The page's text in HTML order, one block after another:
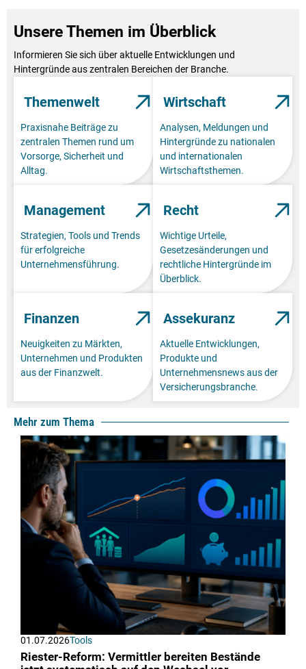
Unsere Themen im Überblick
Informieren Sie sich über aktuelle Entwicklungen und
Hintergründe aus zentralen Bereichen der Branche.
Themenwelt
Praxisnahe Beiträge zu
zentralen Themen rund um
Vorsorge, Sicherheit und
Alltag.
Wirtschaft
Analysen, Meldungen und
Hintergründe zu nationalen
und internationalen
Wirtschaftsthemen.
Management
Strategien, Tools und Trends
für erfolgreiche
Unternehmensführung.
Recht
Wichtige Urteile,
Gesetzesänderungen und
rechtliche Hintergründe im
Überblick.
Finanzen
Neuigkeiten zu Märkten,
Unternehmen und Produkten
aus der Finanzwelt.
Assekuranz
Aktuelle Entwicklungen,
Produkte und
Unternehmensnews aus der
Versicherungsbranche.
Mehr zum Thema
01.07.2026Tools
Riester-Reform: Vermittler bereiten Bestände